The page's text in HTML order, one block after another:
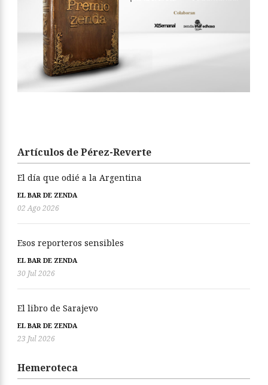
Artículos de Pérez-Reverte
El día que odié a la Argentina
EL BAR DE ZENDA
02 Ago 2026
Esos reporteros sensibles
EL BAR DE ZENDA
30 Jul 2026
El libro de Sarajevo
EL BAR DE ZENDA
23 Jul 2026
Hemeroteca